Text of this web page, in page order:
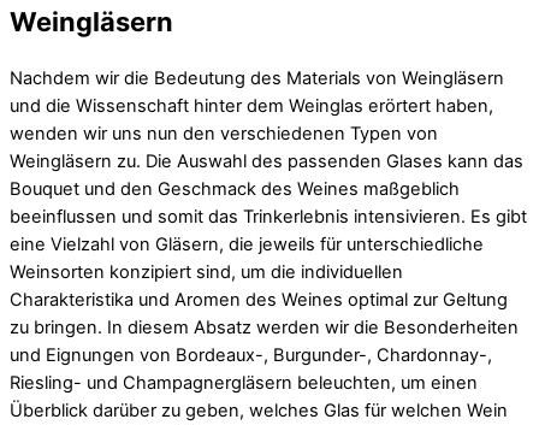
Weingläsern
Nachdem wir die Bedeutung des Materials von Weingläsern
und die Wissenschaft hinter dem Weinglas erörtert haben,
wenden wir uns nun den verschiedenen Typen von
Weingläsern zu. Die Auswahl des passenden Glases kann das
Bouquet und den Geschmack des Weines maßgeblich
beeinflussen und somit das Trinkerlebnis intensivieren. Es gibt
eine Vielzahl von Gläsern, die jeweils für unterschiedliche
Weinsorten konzipiert sind, um die individuellen
Charakteristika und Aromen des Weines optimal zur Geltung
zu bringen. In diesem Absatz werden wir die Besonderheiten
und Eignungen von Bordeaux-, Burgunder-, Chardonnay-,
Riesling- und Champagnergläsern beleuchten, um einen
Überblick darüber zu geben, welches Glas für welchen Wein